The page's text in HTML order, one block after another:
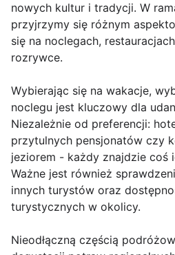
nowych kultur i tradycji. W
przyjrzymy się różnym
się na noclegach,
rozrywce.
Wybierając się na wakacje,
noclegu jest kluczowy dla
Niezależnie od preferencji:
przytulnych pensjonatów czy
jeziorem - każdy znajdzie coś
Ważne jest również
innych turystów oraz
turystycznych w okolicy.
Nieodłączną częścią